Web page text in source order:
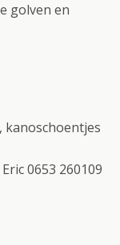
golven en
0653 260109